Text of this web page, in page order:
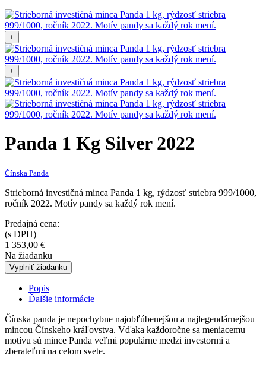
+
+
Panda 1 Kg Silver 2022
Čínska Panda
Strieborná investičná minca Panda 1 kg, rýdzosť striebra 999/1000,
ročník 2022. Motív pandy sa každý rok mení.
Predajná cena:
(s DPH)
1 353,00 €
Na žiadanku
Vyplniť žiadanku
Popis
Ďalšie informácie
Čínska panda je nepochybne najobľúbenejšou a najlegendárnejšou
mincou Čínskeho kráľovstva. Vďaka každoročne sa meniacemu
motívu sú mince Panda veľmi populárne medzi investormi a
zberateľmi na celom svete.